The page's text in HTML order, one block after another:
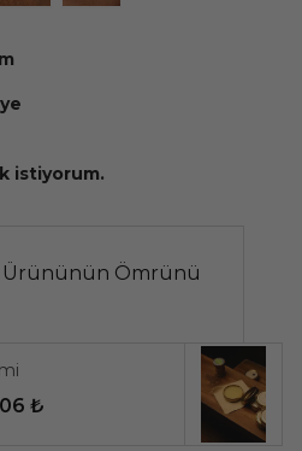
istiyorum.
Ürününün Ömrünü
₺